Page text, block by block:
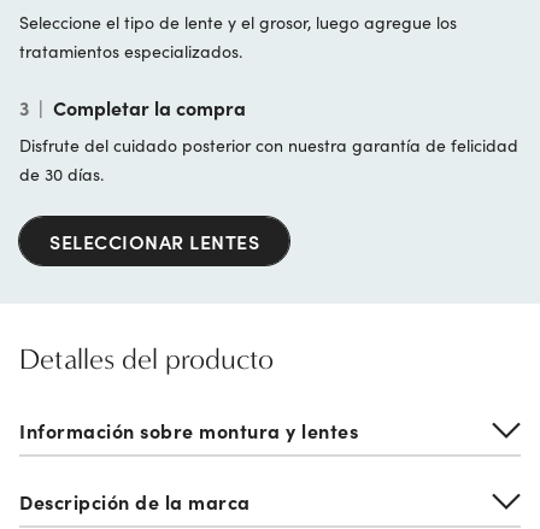
Seleccione el tipo de lente y el grosor, luego agregue los
tratamientos especializados.
3 | Completar la compra
Disfrute del cuidado posterior con nuestra garantía de felicidad
de 30 días.
SELECCIONAR LENTES
Detalles del producto
Información sobre montura y lentes
Descripción de la marca